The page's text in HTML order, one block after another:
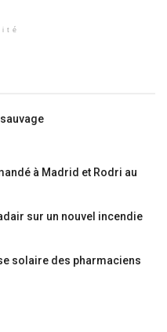
à Madrid et Rodri au
sur un nouvel incendie
solaire des pharmaciens